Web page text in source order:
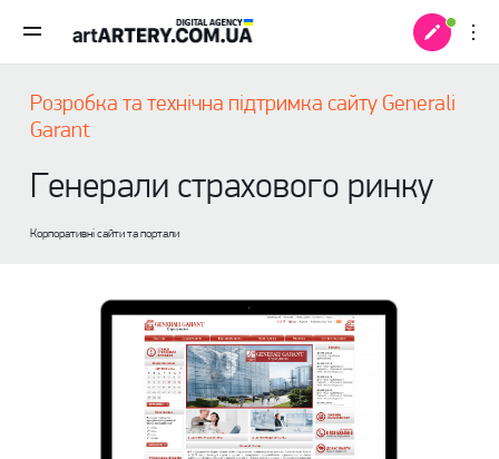
Розробка та технічна підтримка сайту Generali
Garant
Генерали страхового ринку
Корпоративні сайти та портали